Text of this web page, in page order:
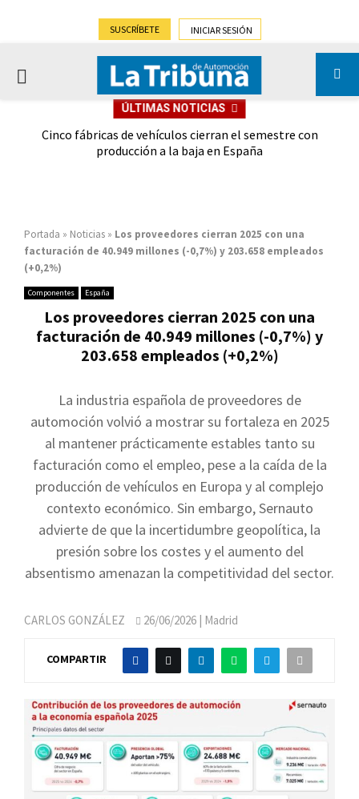
SUSCRÍBETE INICIAR SESIÓN
PRIMARY
ÚLTIMAS NOTICIAS
Cinco fábricas de vehículos cierran el semestre con
producción a la baja en España
Portada » Noticias » Los proveedores cierran 2025 con una
facturación de 40.949 millones (-0,7%) y 203.658 empleados
(+0,2%)
Componentes España
Los proveedores cierran 2025 con una
facturación de 40.949 millones (-0,7%) y
203.658 empleados (+0,2%)
La industria española de proveedores de
automoción volvió a mostrar su fortaleza en 2025
al mantener prácticamente estables tanto su
facturación como el empleo, pese a la caída de la
producción de vehículos en Europa y al complejo
contexto económico. Sin embargo, Sernauto
advierte de que la incertidumbre geopolítica, la
presión sobre los costes y el aumento del
absentismo amenazan la competitividad del sector.
CARLOS GONZÁLEZ 26/06/2026 | Madrid
COMPARTIR